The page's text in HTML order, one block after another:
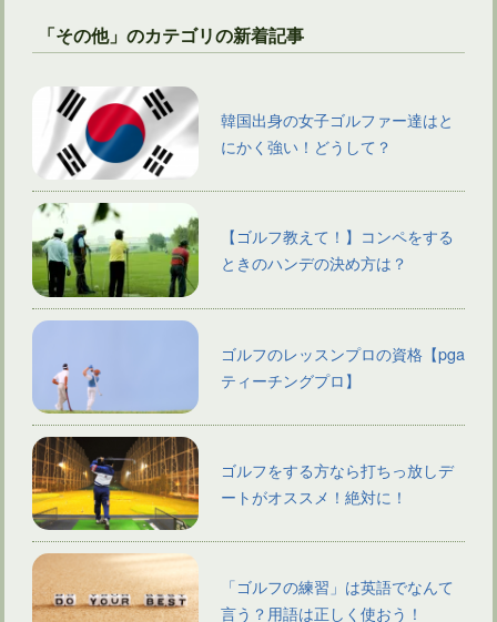
「その他」のカテゴリの新着記事
韓国出身の女子ゴルファー達はと
にかく強い！どうして？
【ゴルフ教えて！】コンペをする
ときのハンデの決め方は？
ゴルフのレッスンプロの資格【pga
ティーチングプロ】
ゴルフをする方なら打ちっ放しデ
ートがオススメ！絶対に！
「ゴルフの練習」は英語でなんて
言う？用語は正しく使おう！